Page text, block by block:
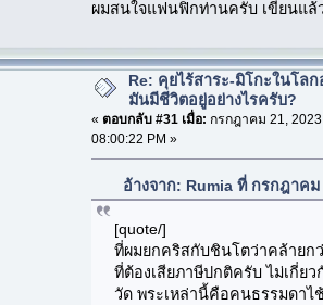
ผมสนใจแฟนฟิกท่านครับ เขียนแล้
Re: คุยไร้สาระ-มิโกะในโลก
มันมีชีวิตอยู่อย่างไรครับ?
« ตอบกลับ #31 เมื่อ: กรกฎาคม 21,
08:00:22 PM »
อ้างจาก: Rumia ที่ กรกฎาคม
[quote/]
ที่ผมยกคริสกับชินโตว่าคล้ายก
ที่ต้องเสียภาษีปกติครับ ไม่เกี่ย
วัด พระเหล่านี้คือคนธรรมดาไ